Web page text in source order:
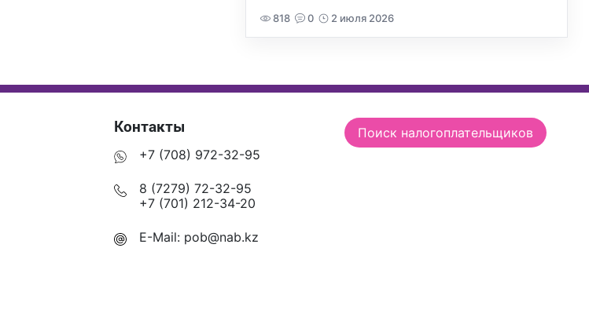
818 0 2 июля 2026
Контакты
+7 (708) 972-32-95
8 (7279) 72-32-95
+7 (701) 212-34-20
E-Mail: pob@nab.kz
Поиск налогоплательщиков